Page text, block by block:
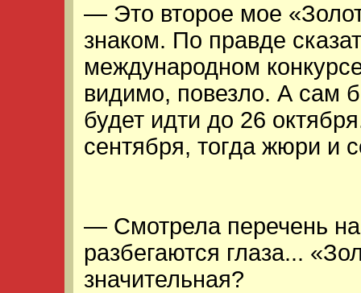
— Это второе мое
знаком. По правде
международном
видимо, повезло. А сам
будет идти до 26
сентября, тогда жюри и
— Смотрела перечень
разбегаются глаза...
значительная?